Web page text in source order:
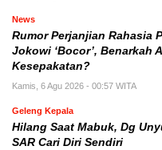
News
Rumor Perjanjian Rahasia
Jokowi ‘Bocor’, Benarkah
Kesepakatan?
Kamis, 6 Agu 2026 - 00:57 WITA
Geleng Kepala
Hilang Saat Mabuk, Dg
SAR Cari Diri Sendiri